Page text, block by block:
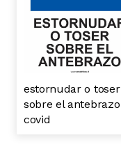
estornudar o toser
sobre el antebrazo
covid